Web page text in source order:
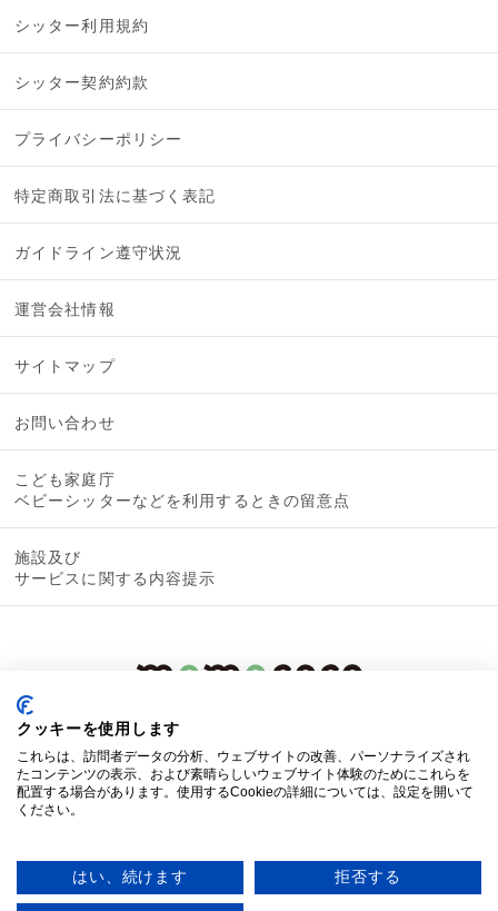
シッター利用規約
シッター契約約款
プライバシーポリシー
特定商取引法に基づく表記
ガイドライン遵守状況
運営会社情報
サイトマップ
お問い合わせ
こども家庭庁
ベビーシッターなどを利用するときの留意点
施設及び
サービスに関する内容提示
クッキーを使用します
これらは、訪問者データの分析、ウェブサイトの改善、パーソナライズされ
たコンテンツの表示、および素晴らしいウェブサイト体験のためにこれらを
配置する場合があります。使用するCookieの詳細については、設定を開いて
ください。
はい、続けます 拒否する